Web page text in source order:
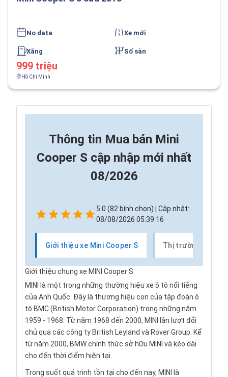
No data Xe mới
Xăng Số sàn
999 triệu
Hồ Chí Minh
Thông tin Mua bán Mini
Cooper S cập nhập mới nhất
08/2026
5.0 (82 bình chọn) | Cập nhật:
08/08/2026 05:39:16
Giới thiệu xe Mini Cooper S Thị trường xe Mini
Giới thiệu chung xe MINI Cooper S
MINI là một trong những thường hiệu xe ô tô nổi tiếng
của Anh Quốc. Đây là thương hiệu con của tập đoàn ô
tô BMC (British Motor Corporation) trong những năm
1959 - 1968. Từ năm 1968 đến 2000, MINI lần lượt đổi
chủ qua các công ty British Leyland và Rover Group. Kể
từ năm 2000, BMW chính thức sở hữu MINI và kéo dài
cho đến thời điểm hiện tại.
Trong suốt quá trình tồn tại cho đến nay, MINI là